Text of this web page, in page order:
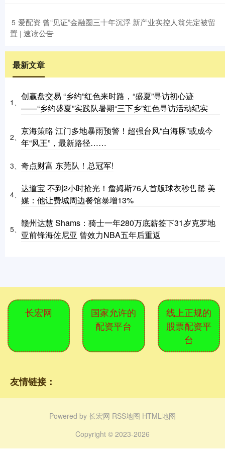
5 ​爱配资 曾“见证”金融圈三十年沉浮 新产业实控人翁先定被留
置 | 速读公告
最新文章
1、
创赢盘交易 “乡约”红色来时路，“盛夏”寻访初心迹
——“乡约盛夏”实践队暑期“三下乡”红色寻访活动纪实
2、
京海策略 江门多地暴雨预警！超强台风“白海豚”或成今
年“风王”，最新路径……
3、 奇点财富 东莞队！总冠军!
4、
达道宝 不到2小时抢光！詹姆斯76人首版球衣秒售罄 美
媒：他让费城周边餐馆暴增13%
5、
赣州达慧 Shams：骑士一年280万底薪签下31岁克罗地
亚前锋海佐尼亚 曾效力NBA五年后重返
长宏网
国家允许的
配资平台
线上正规的
股票配资平
台
友情链接：
Powered by 长宏网 RSS地图 HTML地图
Copyright © 2023-2026